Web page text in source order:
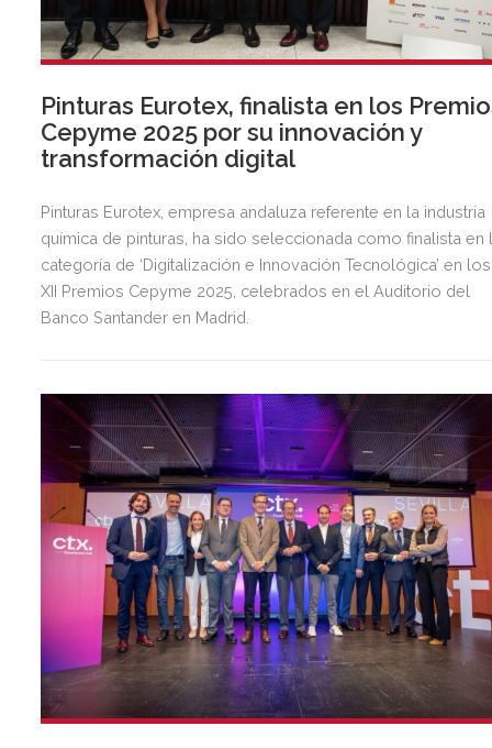
Pinturas Eurotex, finalista en los
Cepyme 2025 por su innovación y
transformación digital
Pinturas Eurotex, empresa andaluza referente en la industria
química de pinturas, ha sido seleccionada como finalista en
categoría de ‘Digitalización e Innovación Tecnológica’ en los
XII Premios Cepyme 2025, celebrados en el Auditorio del
Banco Santander en Madrid.